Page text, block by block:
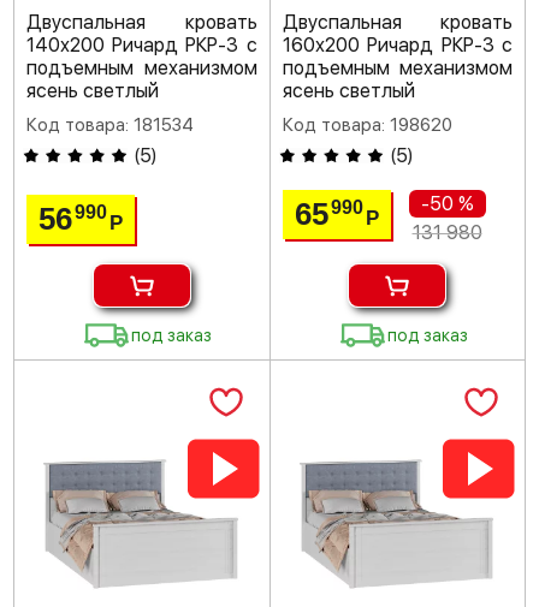
Двуспальная кровать
140х200 Ричард РКР-3 с
подъемным механизмом
ясень светлый
Код товара: 181534
(5)
56990Р
под заказ
Двуспальная кровать
160х200 Ричард РКР-3 с
подъемным механизмом
ясень светлый
Код товара: 198620
(5)
65990 Р
-50 %
131 980
под заказ